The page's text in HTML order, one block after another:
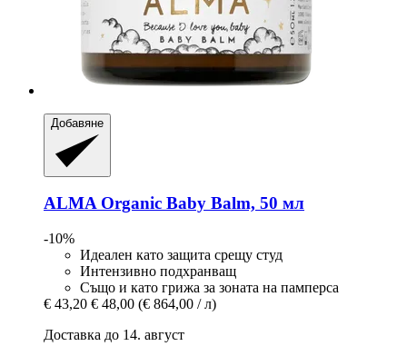
Добавяне
ALMAOrganic Baby Balm, 50 мл
-10%
Идеален като защита срещу студ
Интензивно подхранващ
Също и като грижа за зоната на памперса
€ 43,20 € 48,00 (€ 864,00 / л)
Доставка до 14. август